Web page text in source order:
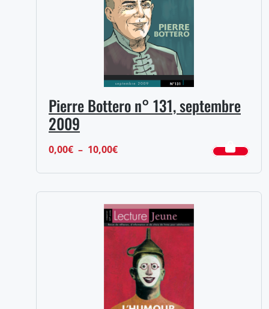
Pierre Bottero n° 131, septembre
2009
0,00€ – 10,00€Plage
0,00€
à
10,00€